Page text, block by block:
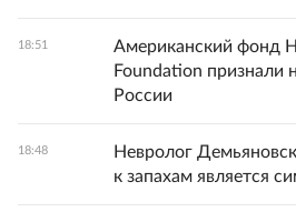
18:51
Американский фонд
Foundation признали
России
18:48
Невролог
к запахам является